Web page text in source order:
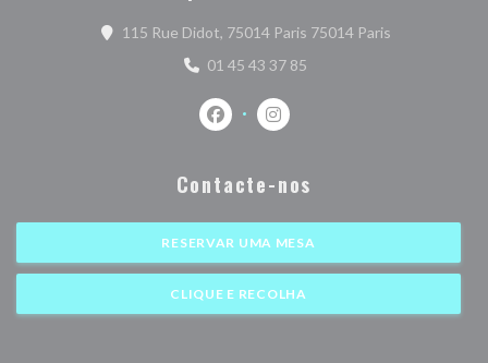
115 Rue Didot, 75014 Paris 75014 Paris
01 45 43 37 85
Facebook ((abre numa nova janela))
Instagram ((abre numa nova
Contacte-nos
RESERVAR UMA MESA
CLIQUE E RECOLHA